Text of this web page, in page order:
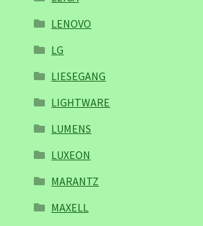
LENOVO
LG
LIESEGANG
LIGHTWARE
LUMENS
LUXEON
MARANTZ
MAXELL